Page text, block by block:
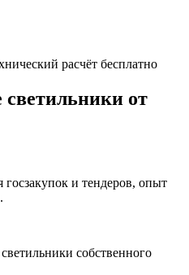
расчёт бесплатно
светильники от
и тендеров, опыт
собственного